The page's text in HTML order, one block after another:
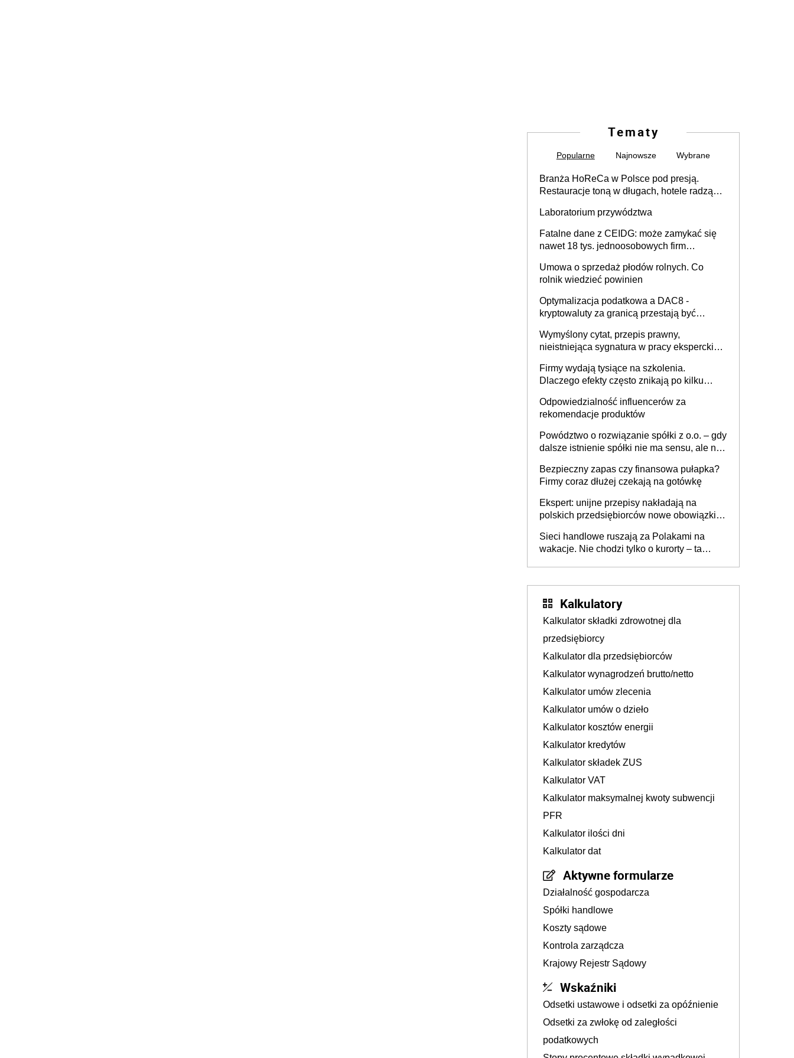
Tematy
Popularne Najnowsze Wybrane
Branża HoReCa w Polsce pod presją.
Restauracje toną w długach, hotele radzą
Laboratorium przywództwa
Fatalne dane z CEIDG: może zamykać się
nawet 18 tys. jednoosobowych firm
Umowa o sprzedaż płodów rolnych. Co
rolnik wiedzieć powinien
Optymalizacja podatkowa a DAC8 -
kryptowaluty za granicą przestają być
Wymyślony cytat, przepis prawny,
nieistniejąca sygnatura w pracy eksperckiej -
firmie
Firmy wydają tysiące na szkolenia.
Dlaczego efekty często znikają po kilku
Odpowiedzialność influencerów za
rekomendacje produktów
Powództwo o rozwiązanie spółki z o.o. – gdy
dalsze istnienie spółki nie ma sensu, ale nie
Bezpieczny zapas czy finansowa pułapka?
Firmy coraz dłużej czekają na gotówkę
Ekspert: unijne przepisy nakładają na
polskich przedsiębiorców nowe obowiązki w
Sieci handlowe ruszają za Polakami na
wakacje. Nie chodzi tylko o kurorty – ta
Kalkulatory
Kalkulator składki zdrowotnej dla
przedsiębiorcy
Kalkulator dla przedsiębiorców
Kalkulator wynagrodzeń brutto/netto
Kalkulator umów zlecenia
Kalkulator umów o dzieło
Kalkulator kosztów energii
Kalkulator kredytów
Kalkulator składek ZUS
Kalkulator VAT
Kalkulator maksymalnej kwoty subwencji
PFR
Kalkulator ilości dni
Kalkulator dat
Aktywne formularze
Działalność gospodarcza
Spółki handlowe
Koszty sądowe
Kontrola zarządcza
Krajowy Rejestr Sądowy
Wskaźniki
Odsetki ustawowe i odsetki za opóźnienie
Odsetki za zwłokę od zaległości
podatkowych